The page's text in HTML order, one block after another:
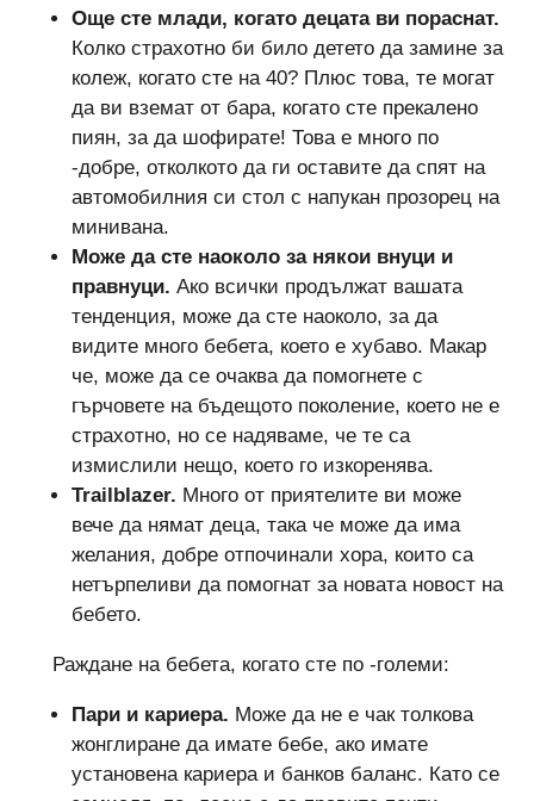
Още сте млади, когато децата ви пораснат.
Колко страхотно би било детето да замине за
колеж, когато сте на 40? Плюс това, те могат
да ви вземат от бара, когато сте прекалено
пиян, за да шофирате! Това е много по
-добре, отколкото да ги оставите да спят на
автомобилния си стол с напукан прозорец на
минивана.
Може да сте наоколо за някои внуци и
правнуци. Ако всички продължат вашата
тенденция, може да сте наоколо, за да
видите много бебета, което е хубаво. Макар
че, може да се очаква да помогнете с
гърчовете на бъдещото поколение, което не е
страхотно, но се надяваме, че те са
измислили нещо, което го изкоренява.
Trailblazer. Много от приятелите ви може
вече да нямат деца, така че може да има
желания, добре отпочинали хора, които са
нетърпеливи да помогнат за новата новост на
бебето.
Раждане на бебета, когато сте по -големи:
Пари и кариера. Може да не е чак толкова
жонглиране да имате бебе, ако имате
установена кариера и банков баланс. Като се